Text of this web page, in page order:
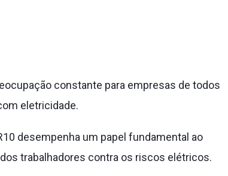
constante para empresas de todos
eletricidade.
desempenha um papel fundamental ao
trabalhadores contra os riscos elétricos.